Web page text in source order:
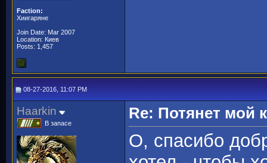
Faction:
Хиигаряне
Join Date: Mar 2007
Location: Киев
Posts: 1,457
08-27-2016, 11:07 PM
Haarkin
В запасе
Re: Потянет мой
О, спасибо